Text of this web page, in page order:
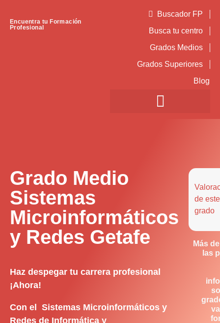
Encuentra tu Formación
Profesional
Buscador FP
Busca tu centro
Grados Medios
Grados Superiores
Blog
Grado Medio
Sistemas
Microinformáticos
y Redes Getafe
Haz despegar tu carrera profesional
¡Ahora!
Con el Sistemas Microinformáticos y
Redes de Informática y
de este
grado
Más
las